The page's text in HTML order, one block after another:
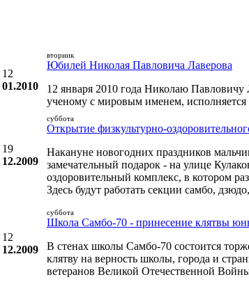
12
01.2010
вторник
Юбилей Николая Павловича Лаверова
12 января 2010 года Николаю
ученому с мировым именем, исполняется
19
12.2009
суббота
Открытие физкультурно-
Накануне новогодних праздников
замечательный подарок - на улице
оздоровительный комплекс, в котором
Здесь будут работать секции самбо,
12
12.2009
суббота
Школа Самбо-70 - принесение клятвы
В стенах школы Самбо-70 состоится
клятву на верность школы, города и
ветеранов Великой Отечественной